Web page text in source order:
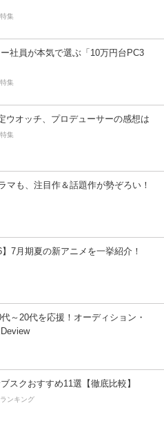
集
社員が本気で選ぶ「10万円台PC3
集
ウオッチ、プロデューサーの感想は
集
マも、注目作＆話題作が勢ぞろい！
】7月期夏の新アニメを一挙紹介！
～20代を応援！オーディション・
スクおすすめ11選【徹底比較】
ンキング